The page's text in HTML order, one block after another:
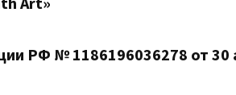
РФ № 1186196036278 от 30